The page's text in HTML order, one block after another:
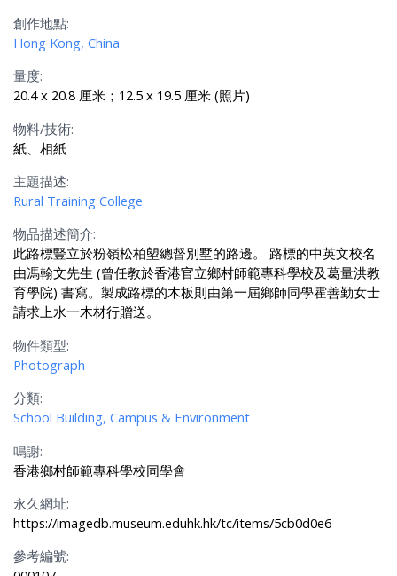
創作地點:
Hong Kong, China
量度:
20.4 x 20.8 厘米；12.5 x 19.5 厘米 (照片)
物料/技術:
紙、相紙
主題描述:
Rural Training College
物品描述簡介:
此路標豎立於粉嶺松柏塱總督別墅的路邊。 路標的中英文校名
由馮翰文先生 (曾任教於香港官立鄉村師範專科學校及葛量洪教
育學院) 書寫。製成路標的木板則由第一屆鄉師同學霍善勤女士
請求上水一木材行贈送。
物件類型:
Photograph
分類:
School Building, Campus & Environment
鳴謝:
香港鄉村師範專科學校同學會
永久網址:
https://imagedb.museum.eduhk.hk/tc/items/5cb0d0e6
參考編號: